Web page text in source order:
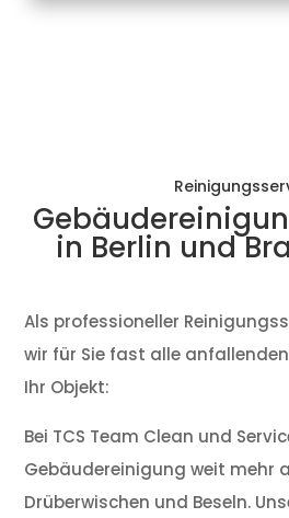
in Berlin und
Als professioneller
wir für Sie fast alle
Ihr Objekt:
Bei TCS Team Clean und
Gebäudereinigung weit mehr
Drüberwischen und Beseln.